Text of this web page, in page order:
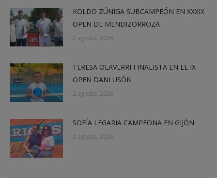
KOLDO ZÚÑIGA SUBCAMPEÓN EN XXXIX
OPEN DE MENDIZORROZA
2 agosto, 2026
TERESA OLAVERRI FINALISTA EN EL IX
OPEN DANI USÓN
2 agosto, 2026
SOFÍA LEGARIA CAMPEONA EN GIJÓN
2 agosto, 2026